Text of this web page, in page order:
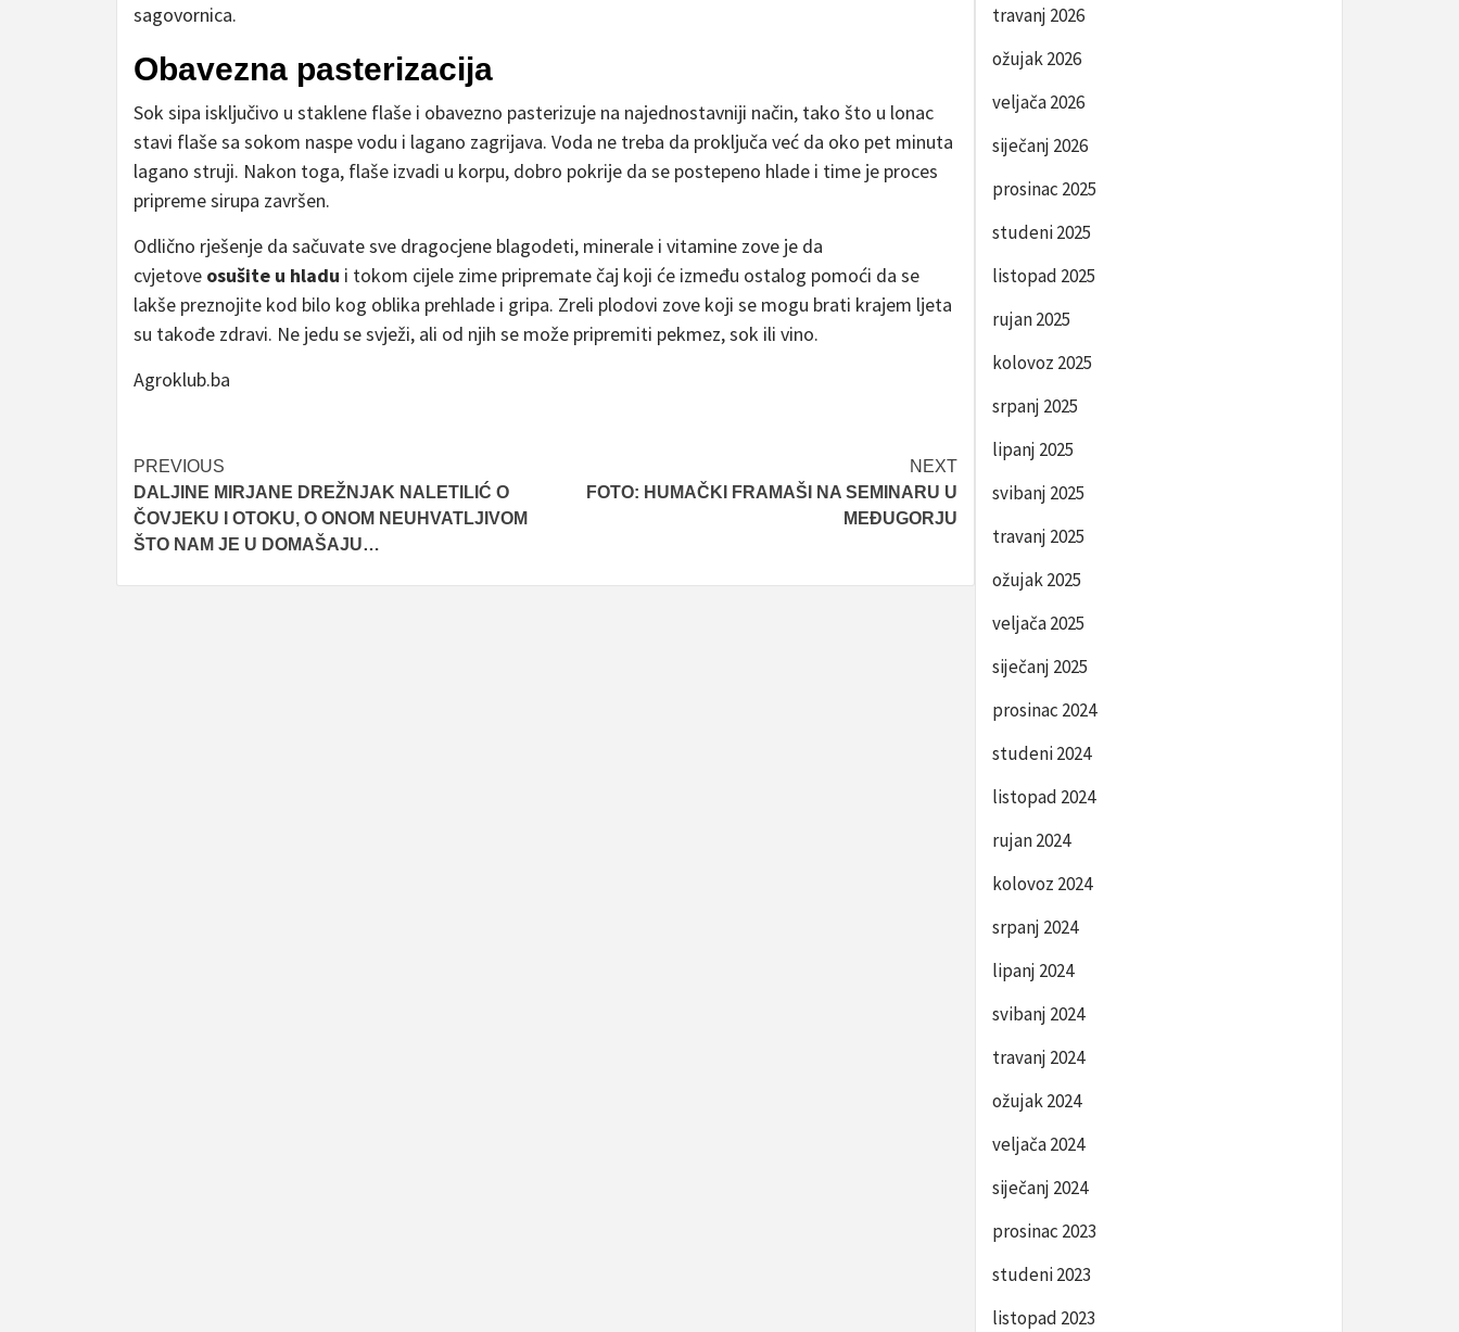
sagovornica.
Obavezna pasterizacija
Sok sipa isključivo u staklene flaše i obavezno pasterizuje na najednostavniji način, tako što u lonac
stavi flaše sa sokom naspe vodu i lagano zagrijava. Voda ne treba da proključa već da oko pet minuta
lagano struji. Nakon toga, flaše izvadi u korpu, dobro pokrije da se postepeno hlade i time je proces
pripreme sirupa završen.
Odlično rješenje da sačuvate sve dragocjene blagodeti, minerale i vitamine zove je da
cvjetove osušite u hladu i tokom cijele zime pripremate čaj koji će između ostalog pomoći da se
lakše preznojite kod bilo kog oblika prehlade i gripa. Zreli plodovi zove koji se mogu brati krajem ljeta
su takođe zdravi. Ne jedu se svježi, ali od njih se može pripremiti pekmez, sok ili vino.
Agroklub.ba
Post
navigation
PREVIOUS
DALJINE MIRJANE DREŽNJAK NALETILIĆ O
ČOVJEKU I OTOKU, O ONOM NEUHVATLJIVOM
ŠTO NAM JE U DOMAŠAJU…
NEXT
FOTO: HUMAČKI FRAMAŠI NA SEMINARU U
MEĐUGORJU
travanj 2026
ožujak 2026
veljača 2026
siječanj 2026
prosinac 2025
studeni 2025
listopad 2025
rujan 2025
kolovoz 2025
srpanj 2025
lipanj 2025
svibanj 2025
travanj 2025
ožujak 2025
veljača 2025
siječanj 2025
prosinac 2024
studeni 2024
listopad 2024
rujan 2024
kolovoz 2024
srpanj 2024
lipanj 2024
svibanj 2024
travanj 2024
ožujak 2024
veljača 2024
siječanj 2024
prosinac 2023
studeni 2023
listopad 2023